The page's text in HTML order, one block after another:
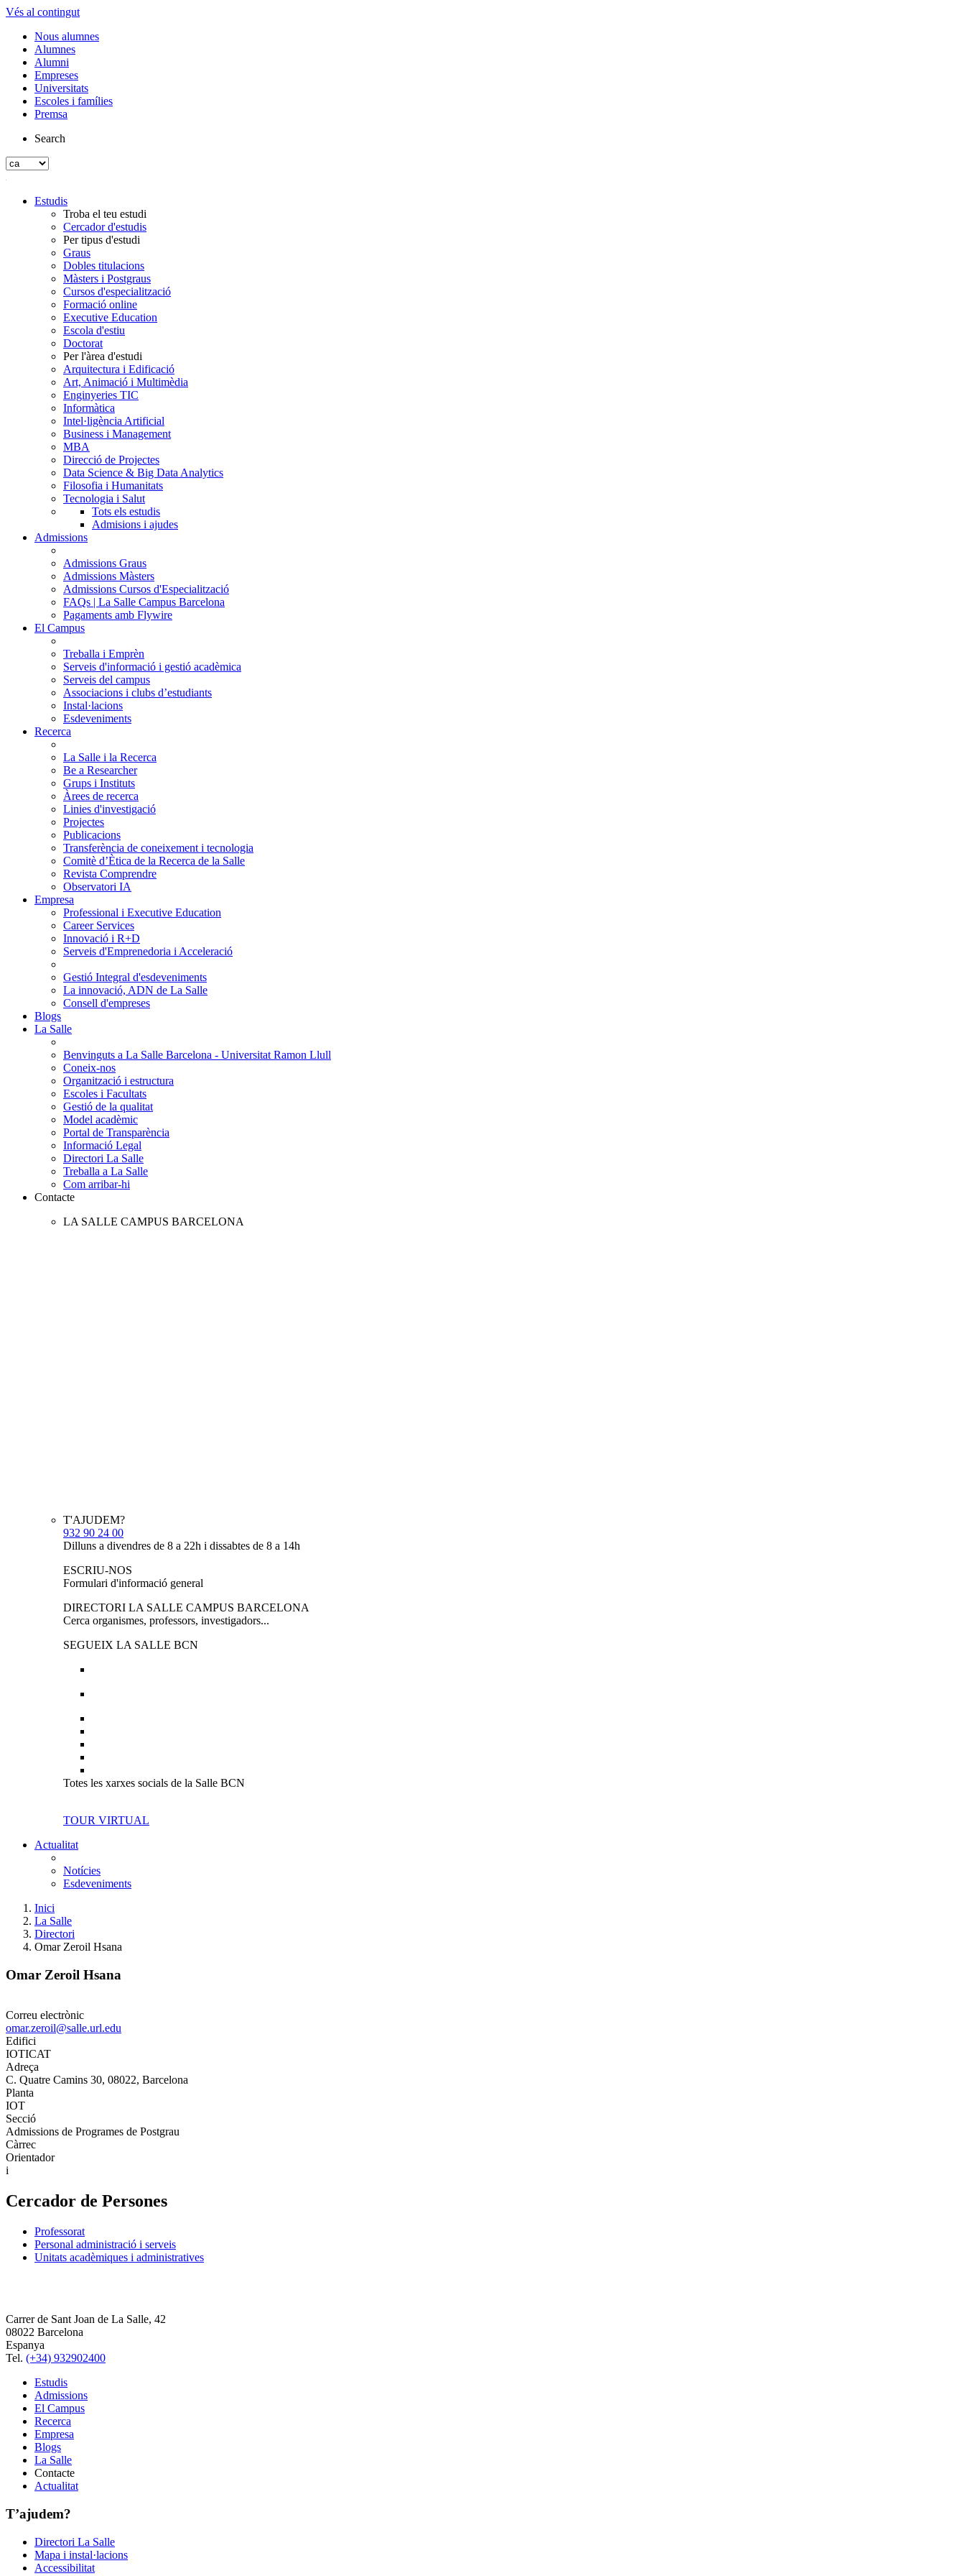
Vés al contingut
Nous alumnes
Alumnes
Alumni
Empreses
Universitats
Escoles i famílies
Premsa
Search
Estudis
Troba el teu estudi
Cercador d'estudis
Per tipus d'estudi
Graus
Dobles titulacions
Màsters i Postgraus
Cursos d'especialització
Formació online
Executive Education
Escola d'estiu
Doctorat
Per l'àrea d'estudi
Arquitectura i Edificació
Art, Animació i Multimèdia
Enginyeries TIC
Informàtica
Intel·ligència Artificial
Business i Management
MBA
Direcció de Projectes
Data Science & Big Data Analytics
Filosofia i Humanitats
Tecnologia i Salut
Tots els estudis
Admisions i ajudes
Admissions
Admissions Graus
Admissions Màsters
Admissions Cursos d'Especialització
FAQs | La Salle Campus Barcelona
Pagaments amb Flywire
El Campus
Treballa i Emprèn
Serveis d'informació i gestió acadèmica
Serveis del campus
Associacions i clubs d’estudiants
Instal·lacions
Esdeveniments
Recerca
La Salle i la Recerca
Be a Researcher
Grups i Instituts
Àrees de recerca
Linies d'investigació
Projectes
Publicacions
Transferència de coneixement i tecnologia
Comitè d’Ètica de la Recerca de la Salle
Revista Comprendre
Observatori IA
Empresa
Professional i Executive Education
Career Services
Innovació i R+D
Serveis d'Emprenedoria i Acceleració
Gestió Integral d'esdeveniments
La innovació, ADN de La Salle
Consell d'empreses
Blogs
La Salle
Benvinguts a La Salle Barcelona - Universitat Ramon Llull
Coneix-nos
Organització i estructura
Escoles i Facultats
Gestió de la qualitat
Model acadèmic
Portal de Transparència
Informació Legal
Directori La Salle
Treballa a La Salle
Com arribar-hi
Contacte
LA SALLE CAMPUS BARCELONA
T'AJUDEM?
932 90 24 00
Dilluns a divendres de 8 a 22h i dissabtes de 8 a 14h
ESCRIU-NOS
Formulari d'informació general
DIRECTORI LA SALLE CAMPUS BARCELONA
Cerca organismes, professors, investigadors...
SEGUEIX LA SALLE BCN
Totes les xarxes socials de la Salle BCN
TOUR VIRTUAL
Actualitat
Notícies
Esdeveniments
Inici
La Salle
Directori
Omar Zeroil Hsana
Omar Zeroil Hsana
Correu electrònic
omar.zeroil@salle.url.edu
Edifici
IOTICAT
Adreça
C. Quatre Camins 30, 08022, Barcelona
Planta
IOT
Secció
Admissions de Programes de Postgrau
Càrrec
Orientador
i
Cercador de Persones
Professorat
Personal administració i serveis
Unitats acadèmiques i administratives
Carrer de Sant Joan de La Salle, 42
08022 Barcelona
Espanya
Tel. (+34) 932902400
Estudis
Admissions
El Campus
Recerca
Empresa
Blogs
La Salle
Contacte
Actualitat
T’ajudem?
Directori La Salle
Mapa i instal·lacions
Accessibilitat